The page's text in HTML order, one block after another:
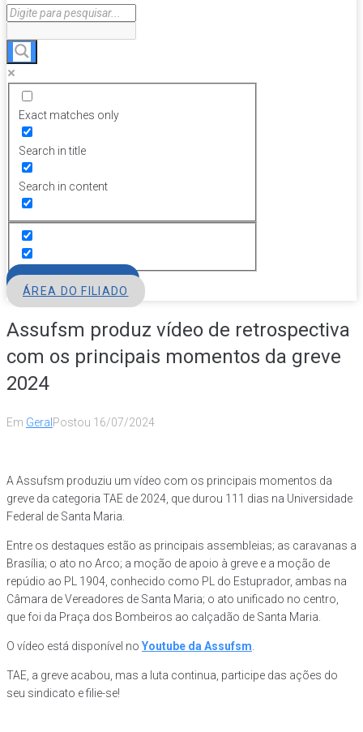
Exact matches only
Search in title
Search in content
ÁREA DO FILIADO
Assufsm produz vídeo de retrospectiva
com os principais momentos da greve
2024
Em Geral Postou 16/07/2024
A Assufsm produziu um vídeo com os principais momentos da
greve da categoria TAE de 2024, que durou 111 dias na Universidade
Federal de Santa Maria.
Entre os destaques estão as principais assembleias; as caravanas a
Brasília; o ato no Arco; a moção de apoio à greve e a moção de
repúdio ao PL 1904, conhecido como PL do Estuprador, ambas na
Câmara de Vereadores de Santa Maria; o ato unificado no centro,
que foi da Praça dos Bombeiros ao calçadão de Santa Maria.
O vídeo está disponível no Youtube da Assufsm
TAE, a greve acabou, mas a luta continua, participe das ações do
seu sindicato e filie-se!